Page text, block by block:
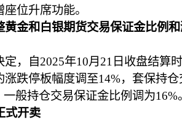
位升席功能。
金和白银期货交易保证金比例和
自2025年10月21日收盘结算
涨跌停板幅度调至14%，套保持
般持仓交易保证金比例调为16%
开卖